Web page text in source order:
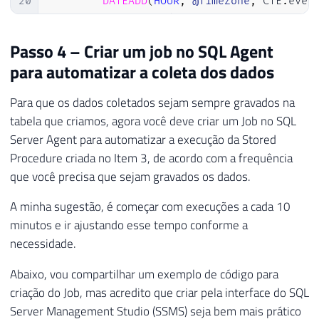
47
49
51
52
53
55
56
57
        xed
.event_data.value('(//
        TRY_CAST
(xed.event_data.value
        TRY_CAST
xed . event_data .value
        xed
.event_data. value ('(//
FROM
#Eventos A
CROSS
APPLY event_data nodes
END
21
23
24
26
27
28
29
30
32
33
34
36
37
38
        CTE
.event_data
#Eventos
FROM
WHERE
DATEADD(HOUR, @TimeZone, CTE.
INSERT INTO dbo .Historico_Query_Lenta
        Dt_Evento
,
        Tp_Evento
,
        session_id
[database_name],
[ object_id] ,
[object_name],
Passo 4 – Criar um job no SQL Agent
para automatizar a coleta dos dados
Para que os dados coletados sejam sempre gravados na
tabela que criamos, agora você deve criar um Job no SQL
Server Agent para automatizar a execução da Stored
Procedure criada no Item 3, de acordo com a frequência
que você precisa que sejam gravados os dados.
A minha sugestão, é começar com execuções a cada 10
minutos e ir ajustando esse tempo conforme a
necessidade.
Abaixo, vou compartilhar um exemplo de código para
criação do Job, mas acredito que criar pela interface do SQL
Server Management Studio (SSMS) seja bem mais prático